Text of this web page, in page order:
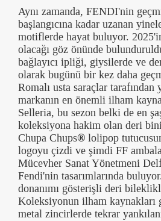
Aynı zamanda, FENDI'nin
başlangıcına kadar uzanan
motiflerde hayat buluyor.
olacağı göz önünde
bağlayıcı ipliği, giysilerde ve
olarak bugünü bir kez daha
Romalı usta saraçlar tarafından
markanın en önemli ilham
Selleria, bu sezon belki de en
koleksiyona hakim olan deri
Chupa Chups® lolipop
logoyu çizdi ve şimdi FF
Mücevher Sanat Yönetmeni
Fendi'nin tasarımlarında
donanımı gösterişli deri
Koleksiyonun ilham kaynakları
metal zincirlerde tekrar